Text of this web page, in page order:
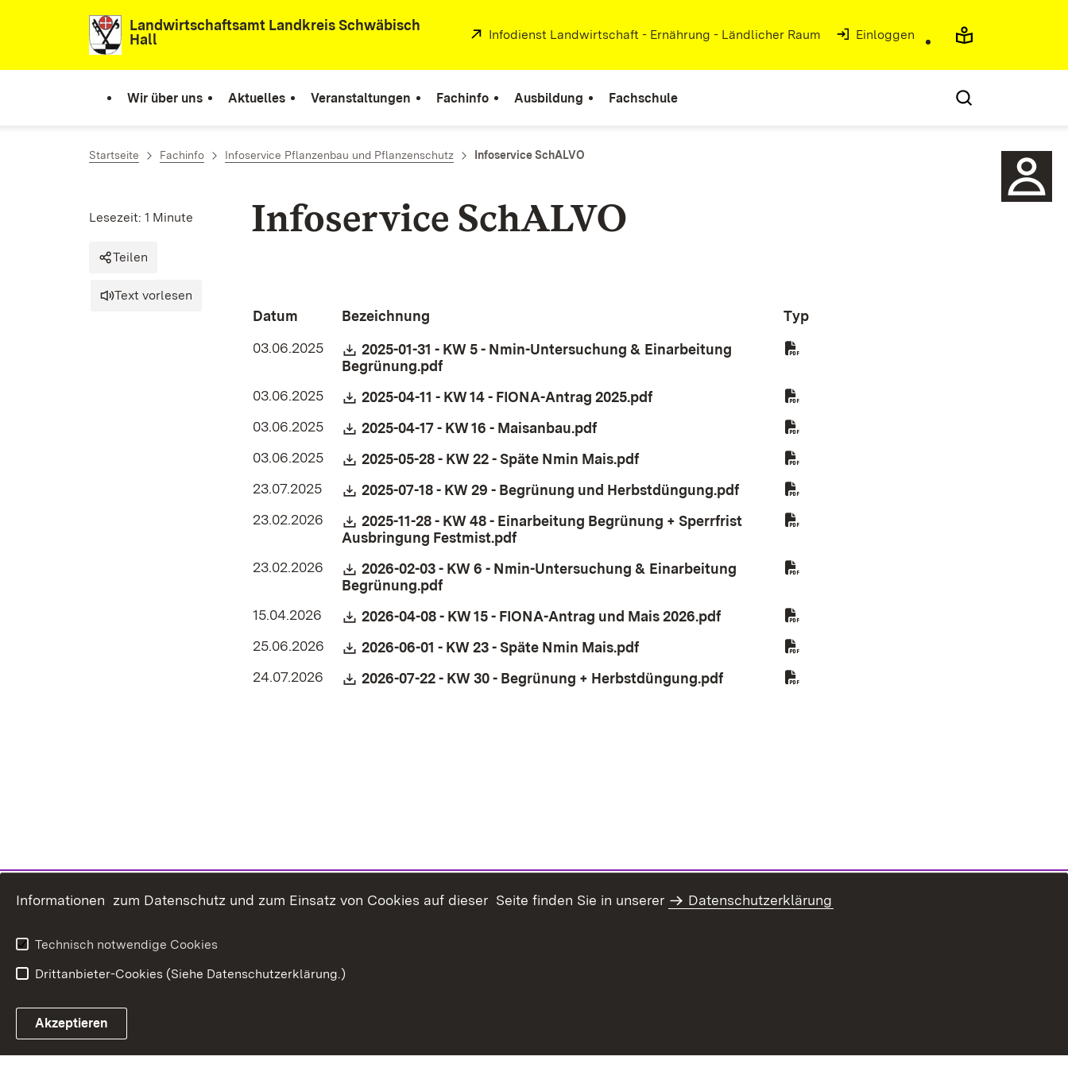
Zum Inhalt springenLandwirtschaftsamt Landkreis Schwäbisch
Hall
Extern:
Infodienst Landwirtschaft - Ernährung - Ländlicher Raum (Öffnet in neuem Fenster)
Einloggen
Wir über uns Aktuelles Veranstaltungen Fachinfo Ausbildung Fachschule
Startseite Fachinfo Infoservice Pflanzenbau und Pflanzenschutz Infoservice SchALVO
Infoservice SchALVO
Lesezeit: 1 Minute
Teilen
Text vorlesen
Datum Bezeichnung
Typ
03.06.2025
Download:
2025-01-31 - KW 5 - Nmin-Untersuchung & Einarbeitung
Begrünung.pdf
03.06.2025
Download:
2025-04-11 - KW 14 - FIONA-Antrag 2025.pdf (Öffnet in neuem Fenster)
03.06.2025
Download:
2025-04-17 - KW 16 - Maisanbau.pdf
03.06.2025
Download:
2025-05-28 - KW 22 - Späte Nmin Mais.pdf (Öffnet in neuem Fenster)
23.07.2025
Download:
2025-07-18 - KW 29 - Begrünung und Herbstdüngung.pdf (Öffnet in neuem Fenster)
23.02.2026
Download:
2025-11-28 - KW 48 - Einarbeitung Begrünung + Sperrfrist
Ausbringung Festmist.pdf
23.02.2026
Download:
2026-02-03 - KW 6 - Nmin-Untersuchung & Einarbeitung
Begrünung.pdf
15.04.2026
Download:
2026-04-08 - KW 15 - FIONA-Antrag und Mais 2026.pdf (Öffnet in neuem Fenster)
25.06.2026
Download:
2026-06-01 - KW 23 - Späte Nmin Mais.pdf (Öffnet in neuem Fenster)
24.07.2026
Download:
2026-07-22 - KW 30 - Begrünung + Herbstdüngung.pdf (Öffnet in neuem Fenster)
Informationen zum Datenschutz und zum Einsatz von Cookies auf dieser Seite finden Sie in unserer Datenschutzerklärung
Technisch notwendige Cookies
Drittanbieter-Cookies (Siehe Datenschutzerklärung.)
Akzeptieren